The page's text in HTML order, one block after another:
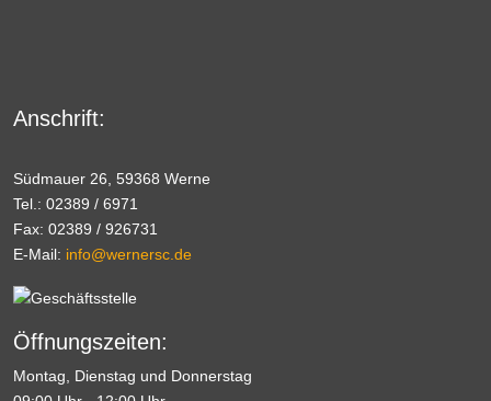
Anschrift:
Südmauer 26, 59368 Werne
Tel.: 02389 / 6971
Fax: 02389 / 926731
E-Mail: info@wernersc.de
Öffnungszeiten:
Montag, Dienstag und Donnerstag